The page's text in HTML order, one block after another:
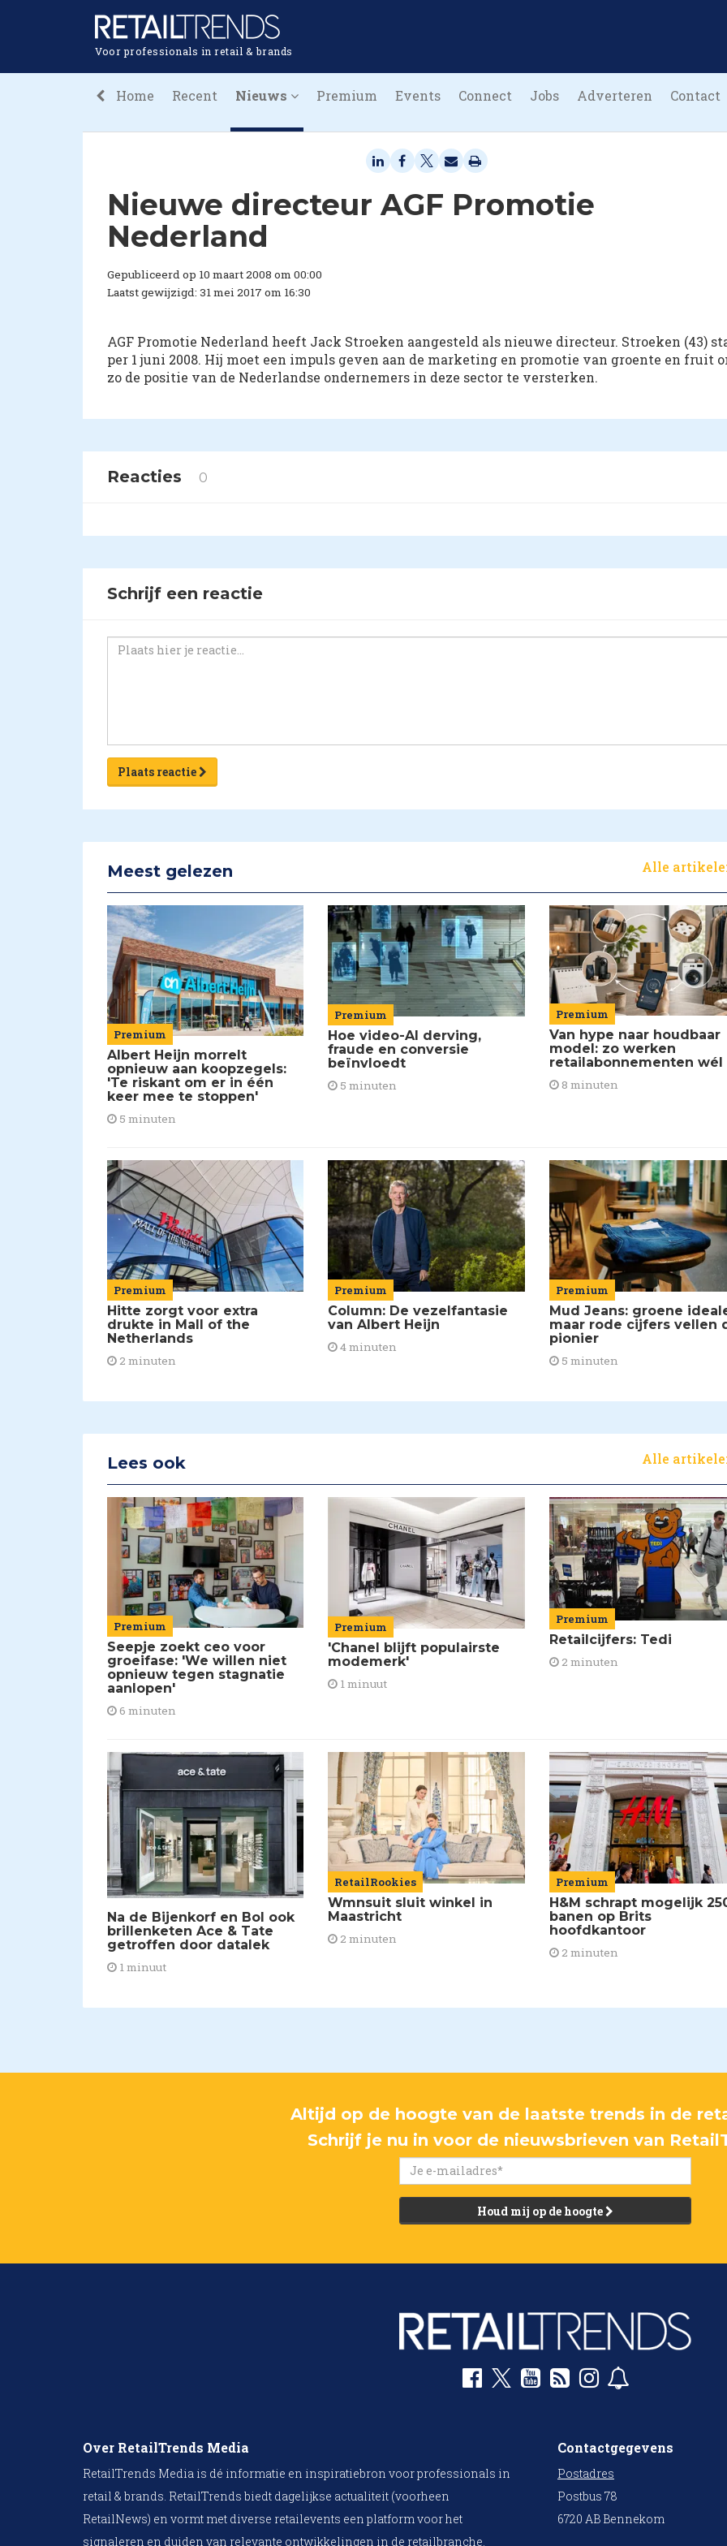
Voor professionals in retail & brands
Home Recent Nieuws Premium Events Connect Jobs Adverteren Contact
Nieuwe directeur AGF Promotie
Nederland
Gepubliceerd op 10 maart 2008 om 00:00
Laatst gewijzigd: 31 mei 2017 om 16:30
AGF Promotie Nederland heeft Jack Stroeken aangesteld als nieuwe directeur. Stroeken (43)
per 1 juni 2008. Hij moet een impuls geven aan de marketing en promotie van groente en fruit
zo de positie van de Nederlandse ondernemers in deze sector te versterken.
Reacties 0
Schrijf een reactie
Plaats reactie
Meest gelezen Alle
Premium
Albert Heijn morrelt
opnieuw aan koopzegels:
'Te riskant om er in één
keer mee te stoppen'
5 minuten
Premium
Hoe video-AI derving,
fraude en conversie
beïnvloedt
5 minuten
Premium
Van hype naar houdbaar
model: zo werken
retailabonnementen wél
8 minuten
Premium
Hitte zorgt voor extra
drukte in Mall of the
Netherlands
2 minuten
Premium
Column: De vezelfantasie
van Albert Heijn
4 minuten
Premium
Mud Jeans: groene
maar rode cijfers vellen
pionier
5 minuten
Lees ook Alle
Premium
Seepje zoekt ceo voor
groeifase: 'We willen niet
opnieuw tegen stagnatie
aanlopen'
6 minuten
Premium
'Chanel blijft populairste
modemerk'
1 minuut
Premium
Retailcijfers: Tedi
2 minuten
Na de Bijenkorf en Bol ook
brillenketen Ace & Tate
getroffen door datalek
1 minuut
RetailRookies
Wmnsuit sluit winkel in
Maastricht
2 minuten
Premium
H&M schrapt mogelijk
banen op Brits
hoofdkantoor
2 minuten
Altijd op de hoogte van de laatste trends in de
Schrijf je nu in voor de nieuwsbrieven van
Houd mij op de hoogte
Over RetailTrends Media
RetailTrends Media is dé informatie en inspiratiebron voor professionals in
retail & brands. RetailTrends biedt dagelijkse actualiteit (voorheen
RetailNews) en vormt met diverse retailevents een platform voor het
signaleren en duiden van relevante ontwikkelingen in de retailbranche.
Contactgegevens
Postadres
Postbus 78
6720 AB Bennekom